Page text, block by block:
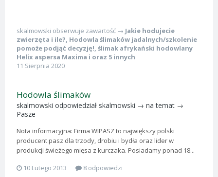
skalmowski obserwuje zawartość → Jakie hodujecie
zwierzęta i ile?, Hodowla ślimaków jadalnych/szkolenie
pomoże podjąć decyzję!, ślimak afrykański hodowlany
Helix aspersa Maxima i oraz 5 innych
11 Sierpnia 2020
Hodowla ślimaków
skalmowski odpowiedział skalmowski → na temat →
Pasze
Nota informacyjna: Firma WIPASZ to największy polski
producent pasz dla trzody, drobiu i bydła oraz lider w
produkcji świeżego mięsa z kurczaka. Posiadamy ponad 18...
10 Lutego 2013
8 odpowiedzi